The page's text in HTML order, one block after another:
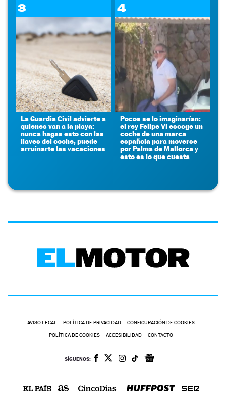
3
La Guardia Civil advierte a
quienes van a la playa:
nunca hagas esto con las
llaves del coche, puede
arruinarte las vacaciones
4
Pocos se lo imaginarían:
el rey Felipe VI escoge un
coche de una marca
española para moverse
por Palma de Mallorca y
esto es lo que cuesta
AVISO LEGAL POLÍTICA DE PRIVACIDAD CONFIGURACIÓN DE COOKIES
POLÍTICA DE COOKIES ACCESIBILIDAD CONTACTO
SÍGUENOS: